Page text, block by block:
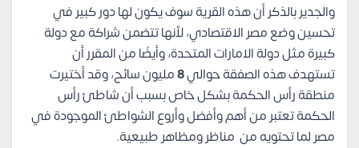
والجدير بالذكر أن هذه القرية سوف يكون لها دور كبير في
تحسين وضع مصر الاقتصادي، لأنها تتضمن شراكة مع دولة
كبيرة مثل دولة الامارات المتحدة، وأيضًا من المقرر أن
تستهدف هذه الصفقة حوالي
مليون سائح، وقد أختيرت
منطقة رأس الحكمة بشكل خاص بسبب أن شاطئ رأس
الحكمة تعتبر من أهم وأفضل وأروع الشواطئ الموجودة في
مصر لما تحتويه من مناظر ومظاهر طبيعية.